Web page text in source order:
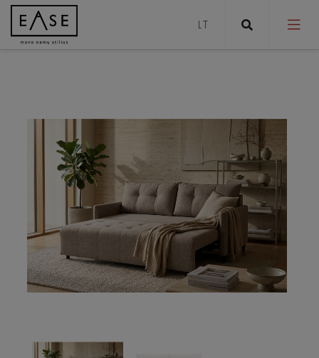
Foteliai / Krėslai / Reglaineriai
Pufai
Staliukai
Pusbario kėdės
Lovos